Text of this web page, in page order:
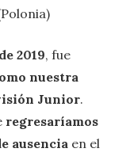
2019, fue
nuestra
Junior.
regresaríamos
ausencia en el